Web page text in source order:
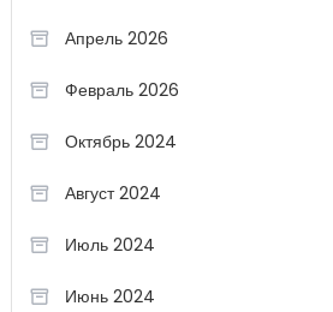
Апрель 2026
Февраль 2026
Октябрь 2024
Август 2024
Июль 2024
Июнь 2024